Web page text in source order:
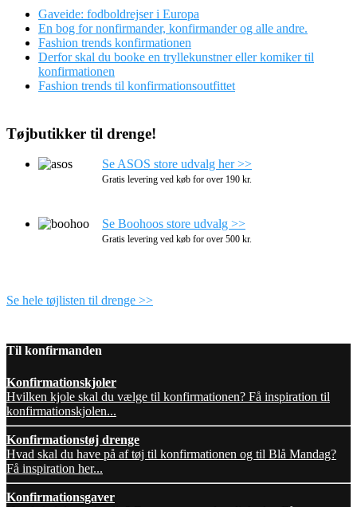
Gaveide: fodboldrejser i Europa
En bog for nonfirmander, konfirmander og alle andre.
Fashion trends konfirmationen
Derfor skal du booke en tryllekunstner eller komiker til
konfirmationen
Fashion trends til konfirmationsoutfittet
Tøjbutikker til drenge!
Se ASOS store udvalg her >>
Gratis levering ved køb for over 190 kr.
Se Boohoos store udvalg >>
Gratis levering ved køb for over 500 kr.
Se hele tøjlisten til drenge >>
Til konfirmanden
Konfirmationskjoler
Hvilken kjole skal du vælge til konfirmationen? Få inspiration til
konfirmationskjolen...
Konfirmationstøj drenge
Hvad skal du have på af tøj til konfirmationen og til Blå Mandag?
Få inspiration her...
Konfirmationsgaver